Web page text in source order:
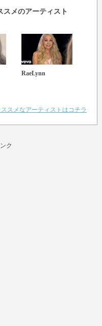
メのアーティスト
RaeLynn
スメなアーティストはコチラ
ク